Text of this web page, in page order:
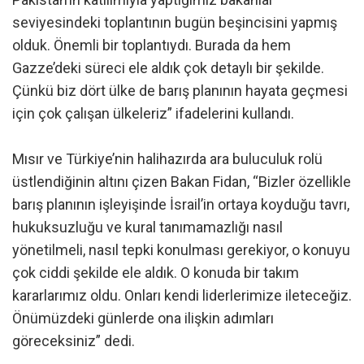
seviyesindeki toplantının bugün beşincisini yapmış
olduk. Önemli bir toplantıydı. Burada da hem
Gazze’deki süreci ele aldık çok detaylı bir şekilde.
Çünkü biz dört ülke de barış planının hayata geçmesi
için çok çalışan ülkeleriz” ifadelerini kullandı.
Mısır ve Türkiye’nin halihazırda ara buluculuk rolü
üstlendiğinin altını çizen Bakan Fidan, “Bizler özellikle
barış planının işleyişinde İsrail’in ortaya koyduğu tavrı,
hukuksuzluğu ve kural tanımamazlığı nasıl
yönetilmeli, nasıl tepki konulması gerekiyor, o konuyu
çok ciddi şekilde ele aldık. O konuda bir takım
kararlarımız oldu. Onları kendi liderlerimize ileteceğiz.
Önümüzdeki günlerde ona ilişkin adımları
göreceksiniz” dedi.